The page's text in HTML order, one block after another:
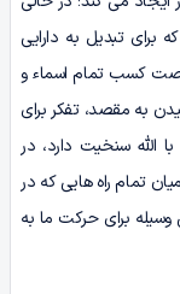
تبدیل به دارایی
کسب تمام اسماء و
به مقصد، تفکر برای
الله سنخیت دارد، در
تمام راه هایی که در
وسیله برای حرکت ما به